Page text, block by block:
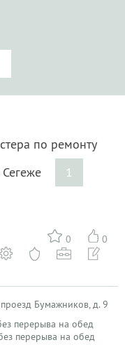
по ремонту
1
0 0
Бумажников, д. 9
перерыва на обед
перерыва на обед